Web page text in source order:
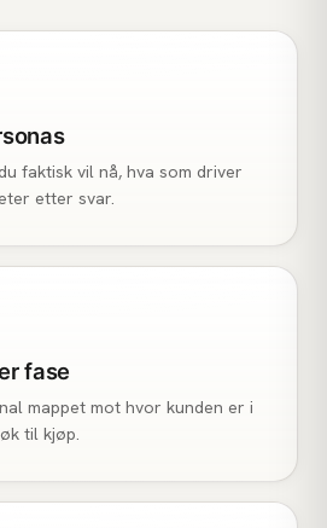
faktisk vil nå, hva som driver
etter svar.
fase
mappet mot hvor kunden er i
til kjøp.